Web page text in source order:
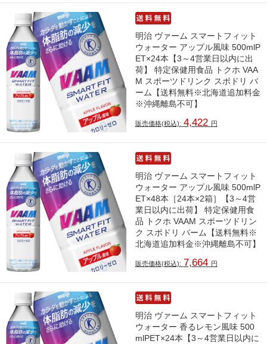
明治 ヴァーム スマートフィット
ウォーター アップル風味 500mlP
ET×24本【3～4営業日以内に出
荷】 特定保健用食品 トクホ VAA
M スポーツドリンク スポドリ バ
ーム【送料無料※北海道追加料金
※沖縄離島不可】
販売価格(税込): 4,422 円
明治 ヴァーム スマートフィット
ウォーター アップル風味 500mlP
ET×48本［24本×2箱］【3～4営
業日以内に出荷】 特定保健用食
品 トクホ VAAM スポーツドリン
ク スポドリ バーム【送料無料※
北海道追加料金※沖縄離島不可】
販売価格(税込): 7,664 円
明治 ヴァーム スマートフィット
ウォーター 香るレモン風味 500
mlPET×24本【3～4営業日以内に